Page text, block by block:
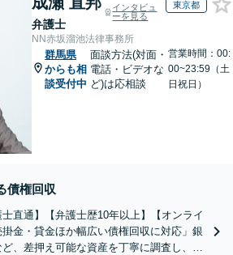
弁護士
インタビュ
ーを見る
東京都
NN赤坂溜池法律事務所
群馬県
からも相
談受付中
面談方法(対面・
電話・ビデオな
ど)は応相談
営業時間：00:
00~23:59（土
日祝日）
債権回収
士直通】【弁護士歴10年以上】【オンライ
金・貸金ほか幅広い債権回収に対応」銀
、差押え可能な資産を丁寧に調査し、効